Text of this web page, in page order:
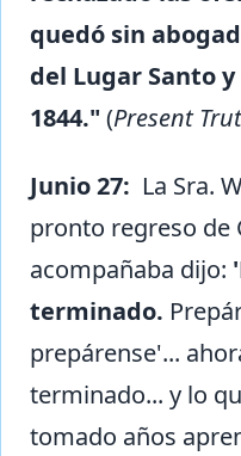
quedó sin
del Lugar Santo
1844." (Present
Junio 27: La Sra.
pronto regreso de
acompañaba dijo:
terminado.
prepárense'...
terminado... y lo
tomado años